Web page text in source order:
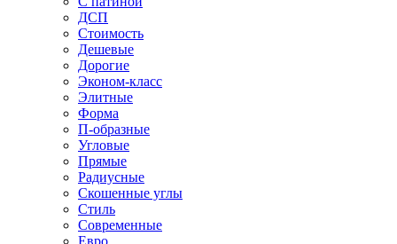
ДСП
Стоимость
Дешевые
Дорогие
Эконом-класс
Элитные
Форма
П-образные
Угловые
Прямые
Радиусные
Скошенные углы
Стиль
Современные
Евро